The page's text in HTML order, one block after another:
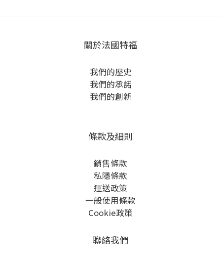
關於法國特福
我們的歷史
我們的承諾
我們的創新
條款及細則
銷售條款
私隱條款
運送政策
一般使用條款
Cookie政策
聯絡我們